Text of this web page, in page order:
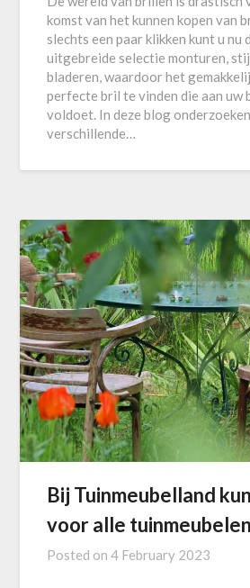
komst van het kunnen kopen van
slechts een paar klikken kunt u nu
uitgebreide selectie monturen,
bladeren, waardoor het
perfecte bril te vinden die aan uw
voldoet. In deze blog
verschillende…
Bij Tuinmeubelland
voor alle
Posted on4 February 2023